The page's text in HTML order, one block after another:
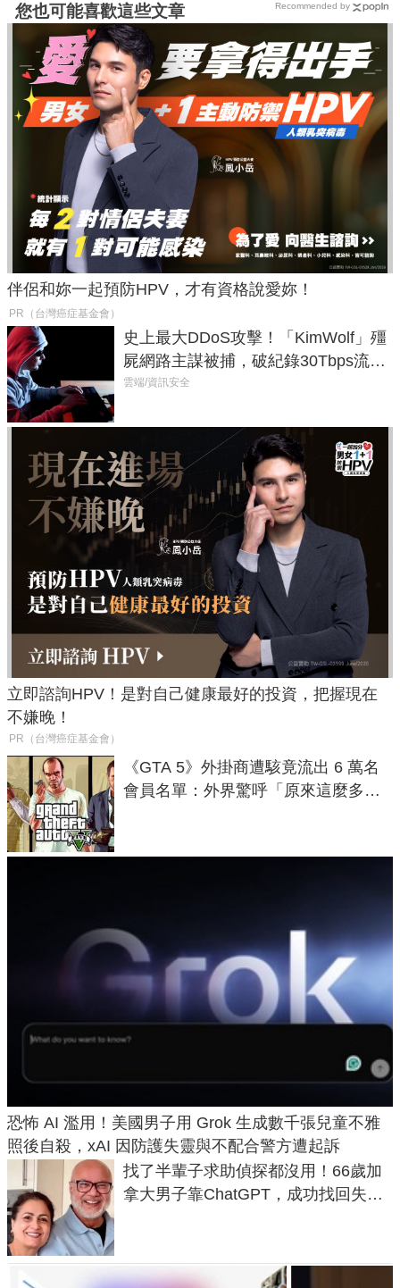
您也可能喜歡這些文章
伴侶和妳一起預防HPV，才有資格說愛妳！
PR（台灣癌症基金會）
史上最大DDoS攻擊！「KimWolf」殭
屍網路主謀被捕，破紀錄30Tbps流量
癱瘓全球！
雲端/資訊安全
立即諮詢HPV！是對自己健康最好的投資，把握現在
不嫌晚！
PR（台灣癌症基金會）
《GTA 5》外掛商遭駭竟流出 6 萬名
會員名單：外界驚呼「原來這麼多人
恐怖 AI 濫用！美國男子用 Grok 生成數千張兒童不雅
照後自殺，xAI 因防護失靈與不配合警方遭起訴
找了半輩子求助偵探都沒用！66歲加
拿大男子靠ChatGPT，成功找回失散
Recommended by